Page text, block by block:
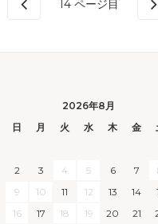
14 ページ目
2026年8月
日
月 火 水 木 金
2
3 4 5 6 7
9
10 11 12 13 14
16
17 18 19 20 21